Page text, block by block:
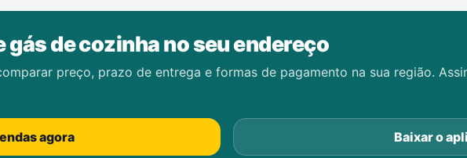
gás de cozinha no seu endereço
preço, prazo de entrega e formas de pagamento na sua região.
agora Baixar o